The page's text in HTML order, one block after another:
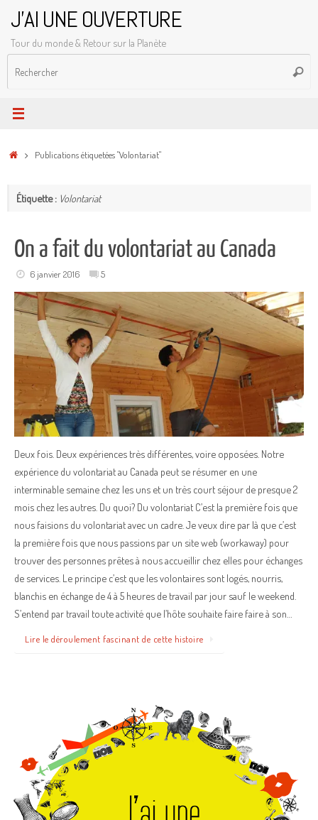
contenu
J'AI UNE OUVERTURE
Tour du monde & Retour sur la Planète
AccueilPublications étiquetées "Volontariat"
Étiquette : Volontariat
On a fait du volontariat au Canada
6 janvier 2016 5
Deux fois. Deux expériences très différentes, voire opposées. Notre
expérience du volontariat au Canada peut se résumer en une
interminable semaine chez les uns et un très court séjour de presque 2
mois chez les autres. Du quoi? Du volontariat C’est la première fois que
nous faisions du volontariat avec un cadre. Je veux dire par là que c’est
la première fois que nous passions par un site web (workaway) pour
trouver des personnes prêtes à nous accueillir chez elles pour échanges
de services. Le principe c’est que les volontaires sont logés, nourris,
blanchis en échange de 4 à 5 heures de travail par jour sauf le weekend.
S’entend par travail toute activité que l’hôte souhaite faire faire à son…
Lire le déroulement fascinant de cette histoire